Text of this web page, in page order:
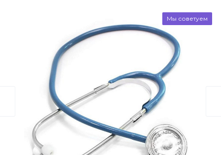
Мы советуем